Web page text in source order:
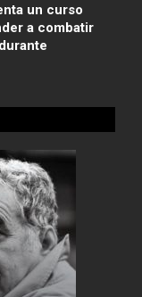
un curso
a combatir